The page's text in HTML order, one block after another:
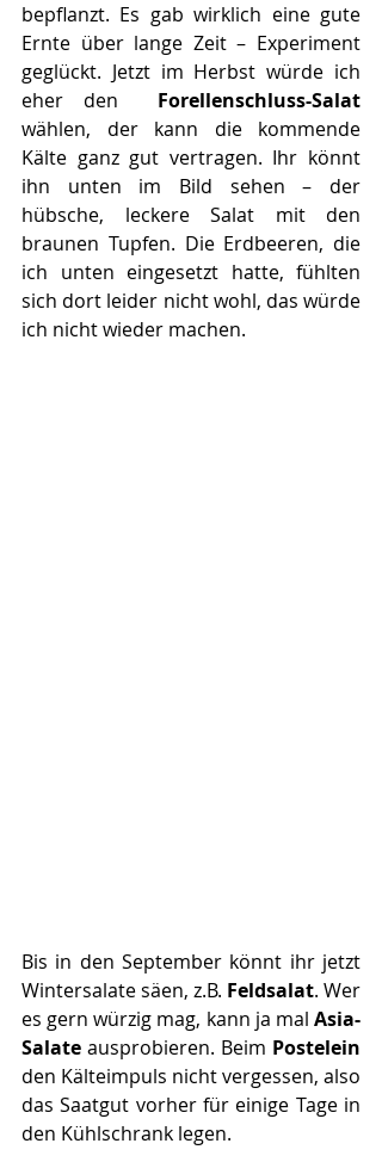
bepflanzt. Es gab wirklich eine gute
Ernte über lange Zeit – Experiment
geglückt. Jetzt im Herbst würde ich
eher den Forellenschluss-Salat
wählen, der kann die kommende
Kälte ganz gut vertragen. Ihr könnt
ihn unten im Bild sehen – der
hübsche, leckere Salat mit den
braunen Tupfen. Die Erdbeeren, die
ich unten eingesetzt hatte, fühlten
sich dort leider nicht wohl, das würde
ich nicht wieder machen.
Bis in den September könnt ihr jetzt
Wintersalate säen, z.B. Feldsalat. Wer
es gern würzig mag, kann ja mal Asia-
Salate ausprobieren. Beim Postelein
den Kälteimpuls nicht vergessen, also
das Saatgut vorher für einige Tage in
den Kühlschrank legen.